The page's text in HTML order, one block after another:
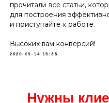
прочитали все статьи,
для построения
и приступайте к работе.
Высоких вам конверсий!
2020-09-14 15:35
Нужны